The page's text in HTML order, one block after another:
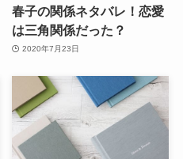
春子の関係ネタバレ！恋愛
は三角関係だった？
2020年7月23日